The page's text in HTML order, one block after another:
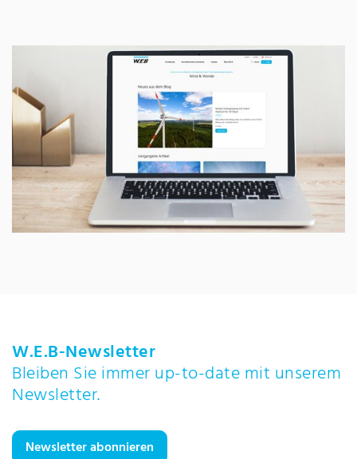
W.E.B-Newsletter
Bleiben Sie immer up-to-date mit unserem
Newsletter.
Newsletter abonnieren